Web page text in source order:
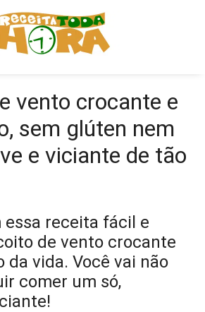
vento crocante e
sem glúten nem
e viciante de tão
essa receita fácil e
de vento crocante
da vida. Você vai não
comer um só,